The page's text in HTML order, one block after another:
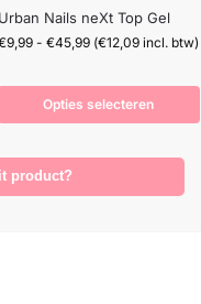
Urban Nails neXt Top Gel
9,99 - €45,99(€12,09incl. btw)
Opties selecteren
product?